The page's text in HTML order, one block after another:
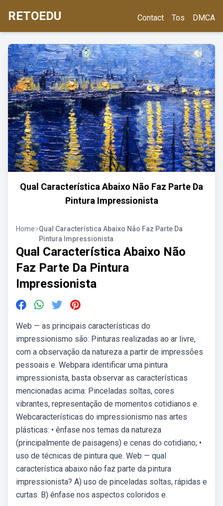
RETOEDU Contact Tos DMCA
Qual Característica Abaixo Não Faz Parte Da
Pintura Impressionista
Home>Qual Característica Abaixo Não Faz Parte Da
Pintura Impressionista
Qual Característica Abaixo Não
Faz Parte Da Pintura
Impressionista
Web — as principais características do
impressionismo são: Pinturas realizadas ao ar livre,
com a observação da natureza a partir de impressões
pessoais e. Webpara identificar uma pintura
impressionista, basta observar as características
mencionadas acima: Pinceladas soltas, cores
vibrantes, representação de momentos cotidianos e.
Webcaracterísticas do impressionismo nas artes
plásticas: • ênfase nos temas da natureza
(principalmente de paisagens) e cenas do cotidiano; •
uso de técnicas de pintura que. Web — qual
característica abaixo não faz parte da pintura
impressionista? A) uso de pinceladas soltas, rápidas e
curtas. B) ênfase nos aspectos coloridos e.